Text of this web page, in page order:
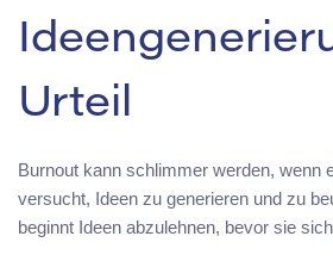
Urteil
Burnout kann schlimmer werden, wenn
versucht, Ideen zu generieren und zu
beginnt Ideen abzulehnen, bevor sie